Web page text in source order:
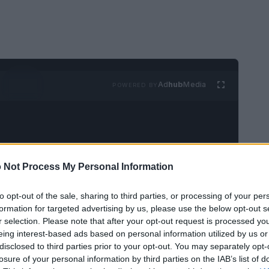
Not Process My Personal Information
opt-out of the sale, sharing to third parties, or processing of your
for targeted advertising by us, please use the below opt-out
selection. Please note that after your opt-out request is processed
interest-based ads based on personal information utilized by us
to third parties prior to your opt-out. You may separately
of your personal information by third parties on the IAB’s list of
AdhubMedia
su Google Maps . Google ha già
grandi cambiamenti, consentendo una
a cui eravamo abituati.